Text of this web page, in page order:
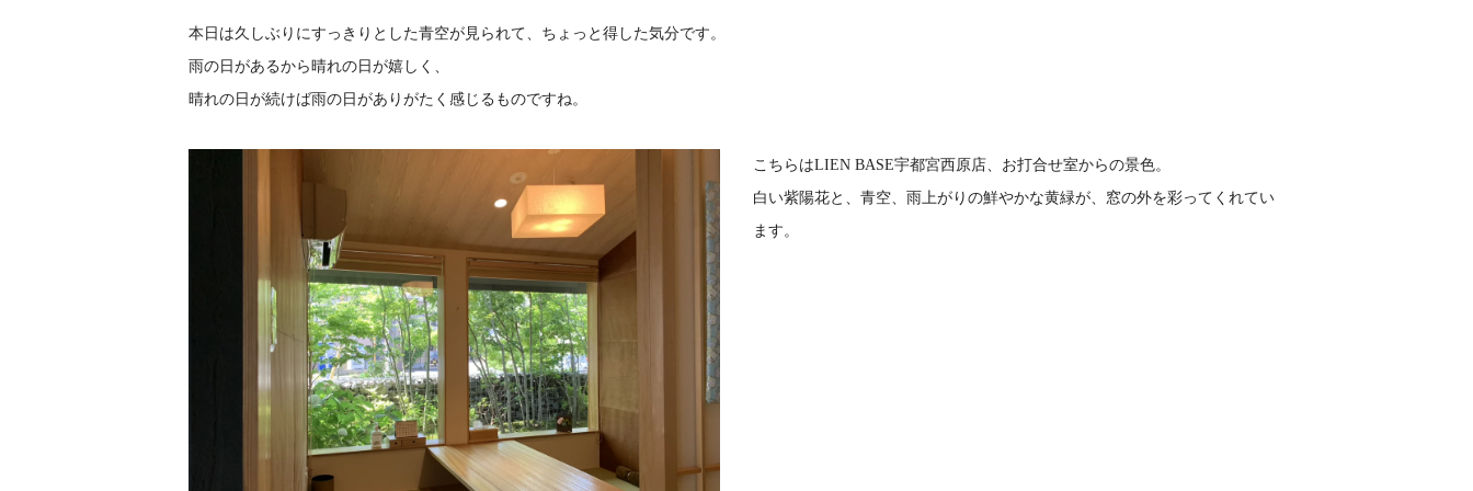
本日は久しぶりにすっきりとした青空が見られて、ちょっと得した気分です。
雨の日があるから晴れの日が嬉しく、
晴れの日が続けば雨の日がありがたく感じるものですね。
こちらはLIEN BASE宇都宮西原店、お打合せ室からの景色。
白い紫陽花と、青空、雨上がりの鮮やかな黄緑が、窓の外を彩ってくれてい
ます。